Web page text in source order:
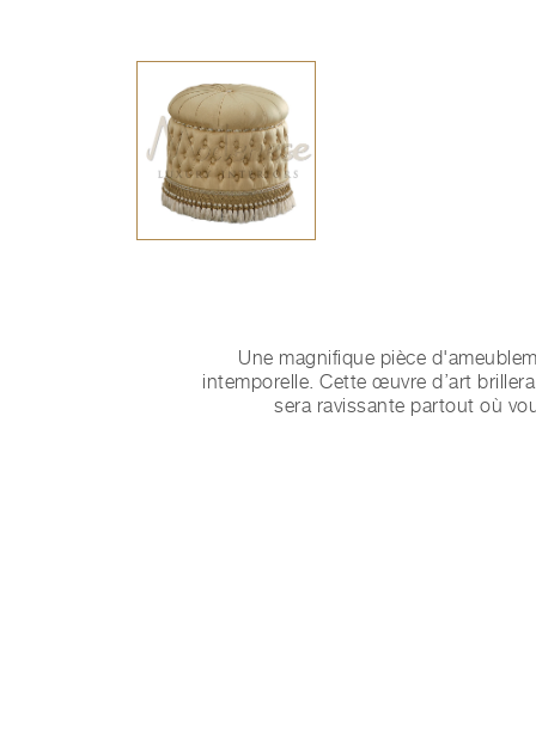
Une magnifique pièce
intemporelle. Cette œuvre d’art
sera ravissante partout où